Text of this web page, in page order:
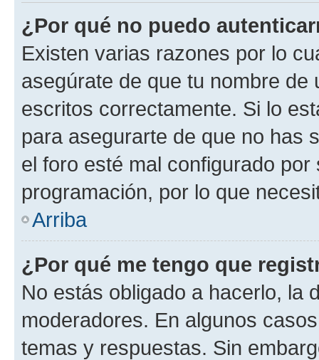
¿Por qué no puedo
Existen varias razones por lo
asegúrate de que tu nombre
escritos correctamente. Si lo
para asegurarte de que no has
el foro esté mal configurado
programación, por lo que
Arriba
¿Por qué me tengo que
No estás obligado a hacerlo, la
moderadores. En algunos
temas y respuestas. Sin